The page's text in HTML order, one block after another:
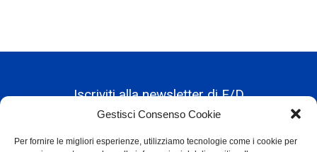
Gestisci Consenso Cookie
Per fornire le migliori esperienze, utilizziamo tecnologie come i cookie per
Iscriviti alla newsletter di F/D